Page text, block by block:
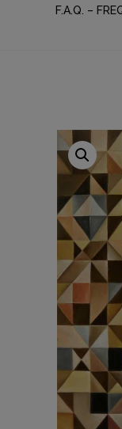
F.A.Q. –